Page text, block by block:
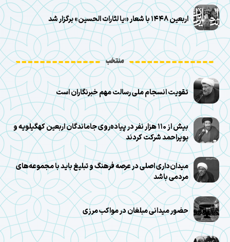
اربعین ۱۴۴۸ با شعار «یا لثارات الحسین» برگزار شد
منتخب
تقویت انسجام ملی رسالت مهم خبرنگاران است
بیش از ۱۱۰ هزار نفر در پیاده‌روی جاماندگان اربعین کهگیلویه و
بویراحمد شرکت کردند
میدان‌داری اصلی در عرصه فرهنگ و تبلیغ باید با مجموعه‌های
مردمی باشد
حضور میدانی مبلغان در مواکب مرزی